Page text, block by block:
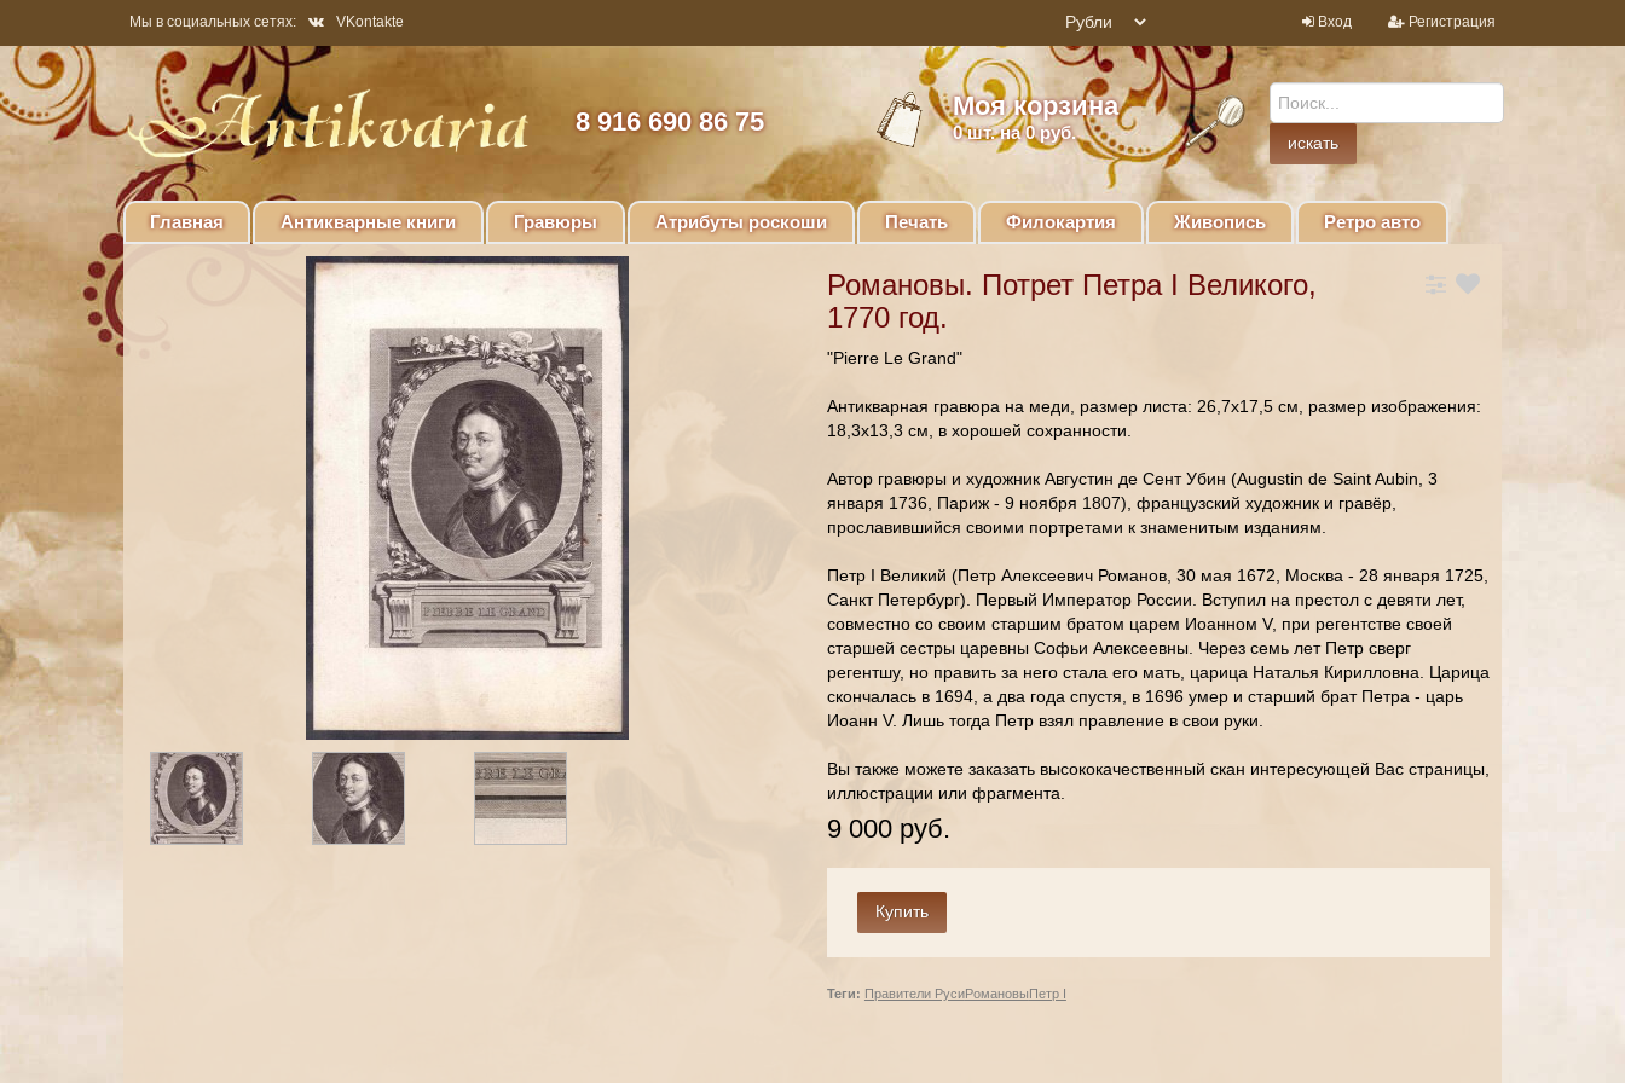
Мы в социальных сетях: VKontakte Вход Регистрация
8 916 690 86 75
Моя корзина
0шт. на 0 руб.
Главная Антикварные книги Гравюры Атрибуты роскоши Печать Филокартия Живопись Ретро авто
Романовы. Потрет Петра I Великого,
1770 год.
"Pierre Le Grand"
Антикварная гравюра на меди, размер листа: 26,7х17,5 см, размер изображения:
18,3х13,3 см, в хорошей сохранности.
Автор гравюры и художник Августин де Сент Убин (Augustin de Saint Aubin, 3
января 1736, Париж - 9 ноября 1807), французский художник и гравёр,
прославившийся своими портретами к знаменитым изданиям.
Петр I Великий (Петр Алексеевич Романов, 30 мая 1672, Москва - 28 января 1725,
Санкт Петербург). Первый Император России. Вступил на престол с девяти лет,
совместно со своим старшим братом царем Иоанном V, при регентстве своей
старшей сестры царевны Софьи Алексеевны. Через семь лет Петр сверг
регентшу, но править за него стала его мать, царица Наталья Кирилловна. Царица
скончалась в 1694, а два года спустя, в 1696 умер и старший брат Петра - царь
Иоанн V. Лишь тогда Петр взял правление в свои руки.
Вы также можете заказать высококачественный скан интересующей Вас страницы,
иллюстрации или фрагмента.
9 000 руб.
Теги: Правители РусиРомановыПетр I